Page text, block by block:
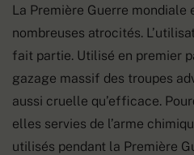
La Première Guerre mondiale
nombreuses atrocités.
fait partie. Utilisé en premier
gazage massif des troupes
aussi cruelle qu’efficace.
elles servies de l’arme
utilisés pendant la Première